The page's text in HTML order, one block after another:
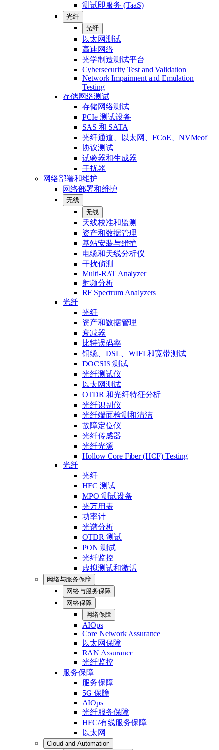
测试即服务 (TaaS)
光纤
光纤
以太网测试
高速网络
光学制造测试平台
Cybersecurity Test and Validation
Network Impairment and Emulation
Testing
存储网络测试
存储网络测试
PCIe 测试设备
SAS 和 SATA
光纤通道、以太网、FCoE、NVMeof
协议测试
试验器和生成器
干扰器
网络部署和维护
网络部署和维护
无线
无线
天线校准和监测
资产和数据管理
基站安装与维护
电缆和天线分析仪
干扰侦测
Multi-RAT Analyzer
射频分析
RF Spectrum Analyzers
光纤
光纤
资产和数据管理
衰减器
比特误码率
铜缆、DSL、WIFI 和宽带测试
DOCSIS 测试
光纤测试仪
以太网测试
OTDR 和光纤特征分析
光纤识别仪
光纤端面检测和清洁
故障定位仪
光纤传感器
光纤光源
Hollow Core Fiber (HCF) Testing
光纤
光纤
HFC 测试
MPO 测试设备
光万用表
功率计
光谱分析
OTDR 测试
PON 测试
光纤监控
虚拟测试和激活
网络与服务保障
网络与服务保障
网络保障
网络保障
AIOps
Core Network Assurance
以太网保障
RAN Assurance
光纤监控
服务保障
服务保障
5G 保障
AIOps
光纤服务保障
HFC/有线服务保障
以太网
Cloud and Automation